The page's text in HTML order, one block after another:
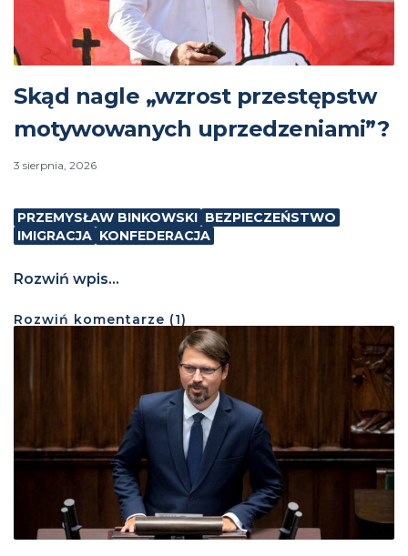
Skąd nagle „wzrost przestępstw
motywowanych uprzedzeniami”?
3 sierpnia, 2026
PRZEMYSŁAW BINKOWSKI BEZPIECZEŃSTWO
IMIGRACJA KONFEDERACJA
Rozwiń wpis...
Rozwiń komentarze (1)